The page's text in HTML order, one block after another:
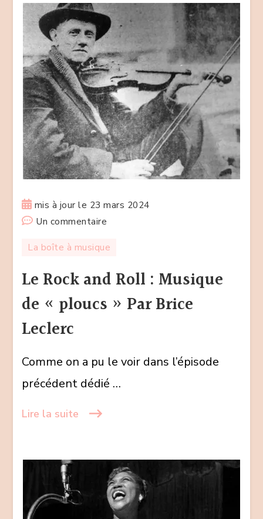
mis à jour le 23 mars 2024
Un commentaire
Rock
and
Roll
:
Par
Brice
La boîte à musique
Le Rock and Roll : Musique
de « ploucs » Par Brice
Leclerc
Comme on a pu le voir dans l’épisode
précédent dédié …
Lire la suite